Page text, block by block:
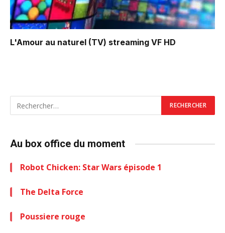
L'Amour au naturel (TV) streaming VF HD
Au box office du moment
Robot Chicken: Star Wars épisode 1
The Delta Force
Poussiere rouge